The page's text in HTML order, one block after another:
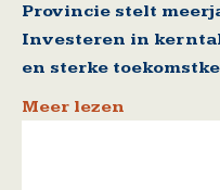
Provincie stelt
Investeren in
en sterke
Meer lezen